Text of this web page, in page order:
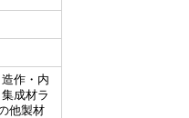
作・内
成材ラ
他製材